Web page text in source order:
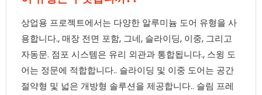
상업용 프로젝트에서는 다양한 알루미늄 도어 유형을 사
용합니다., 매장 전면 포함, 그네, 슬라이딩, 이중, 그리고
자동문. 점포 시스템은 유리 외관과 통합됩니다., 스윙 도
어는 정문에 적합합니다.. 슬라이딩 및 이중 도어는 공간
절약형 및 넓은 개방형 솔루션을 제공합니다.. 슬림 프레